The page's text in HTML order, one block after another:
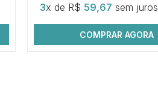
3x de R$ 59,67 sem juros
COMPRAR AGORA